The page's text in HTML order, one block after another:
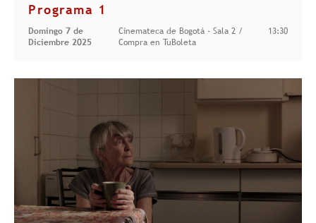
Programa 1
Domingo 7 de
Diciembre 2025
Cinemateca de Bogotá - Sala 2 /
Compra en TuBoleta
13:30